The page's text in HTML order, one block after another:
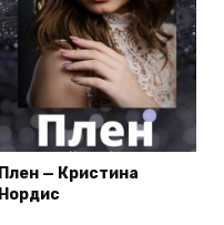
Плен — Кристина
Нордис